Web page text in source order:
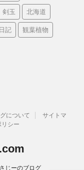
剣玉 北海道
日記 観葉植物
について
サイトマ
シー
じーのブログ